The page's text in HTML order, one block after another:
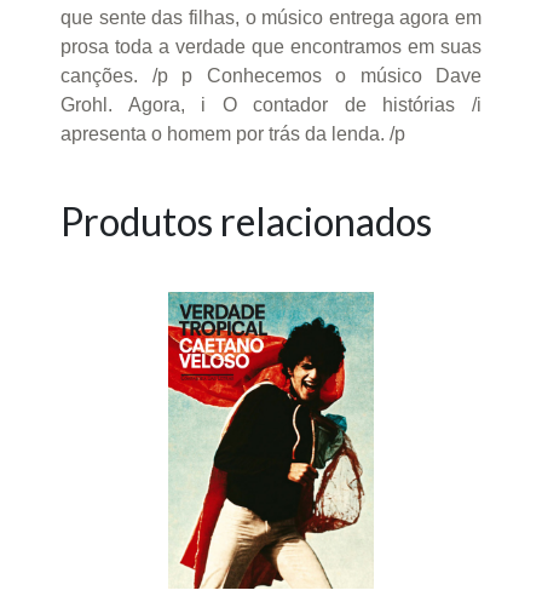
que sente das filhas, o músico entrega agora em
prosa toda a verdade que encontramos em suas
canções. /p p Conhecemos o músico Dave
Grohl. Agora, i O contador de histórias /i
apresenta o homem por trás da lenda. /p
Produtos relacionados